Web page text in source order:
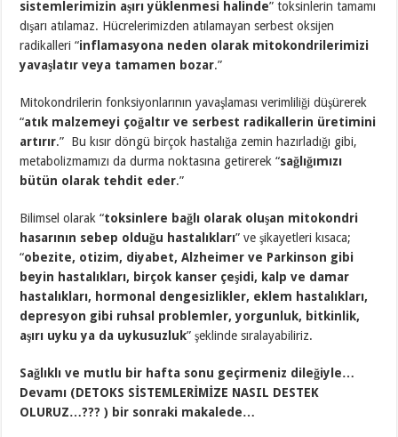
sistemlerimizin aşırı yüklenmesi halinde” toksinlerin tamamı
dışarı atılamaz. Hücrelerimizden atılamayan serbest oksijen
radikalleri “inflamasyona neden olarak mitokondrilerimizi
yavaşlatır veya tamamen bozar.”
Mitokondrilerin fonksiyonlarının yavaşlaması verimliliği düşürerek
“atık malzemeyi çoğaltır ve serbest radikallerin üretimini
artırır.” Bu kısır döngü birçok hastalığa zemin hazırladığı gibi,
metabolizmamızı da durma noktasına getirerek “sağlığımızı
bütün olarak tehdit eder.”
Bilimsel olarak “toksinlere bağlı olarak oluşan mitokondri
hasarının sebep olduğu hastalıkları” ve şikayetleri kısaca;
“obezite, otizim, diyabet, Alzheimer ve Parkinson gibi
beyin hastalıkları, birçok kanser çeşidi, kalp ve damar
hastalıkları, hormonal dengesizlikler, eklem hastalıkları,
depresyon gibi ruhsal problemler, yorgunluk, bitkinlik,
aşırı uyku ya da uykusuzluk” şeklinde sıralayabiliriz.
Sağlıklı ve mutlu bir hafta sonu geçirmeniz dileğiyle…
Devamı (DETOKS SİSTEMLERİMİZE NASIL DESTEK
OLURUZ…??? ) bir sonraki makalede…